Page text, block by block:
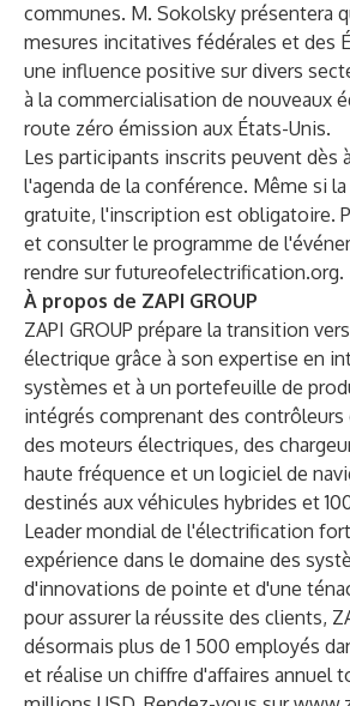
communes. M. Sokolsky présentera
mesures incitatives fédérales et des
une influence positive sur divers
à la commercialisation de nouveaux
route zéro émission aux États-Unis.
Les participants inscrits peuvent dès
l'agenda de la conférence. Même si
gratuite, l'inscription est obligatoire.
et consulter le programme de
rendre surfutureofelectrification.org.
À propos de ZAPI GROUP
ZAPI GROUP prépare la transition
électrique grâce à son expertise en
systèmes et à un portefeuille de
intégrés comprenant des
des moteurs électriques, des
haute fréquence et un logiciel de
destinés aux véhicules hybrides et
Leader mondial de l'électrification
expérience dans le domaine des
d'innovations de pointe et d'une
pour assurer la réussite des clients,
désormais plus de 1 500 employés
et réalise un chiffre d'affaires annuel